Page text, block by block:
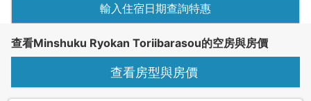
輸入住宿日期查詢特惠
查看Minshuku Ryokan Toriibarasou的空房與房價
查看房型與房價